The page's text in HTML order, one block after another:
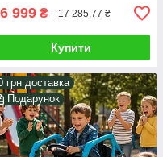
999 ₴ 17 285,77 ₴
Купити
грн доставка
Подарунок